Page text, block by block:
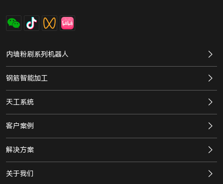
内墙粉刷系列机器人
钢筋智能加工
天工系统
客户案例
解决方案
关于我们